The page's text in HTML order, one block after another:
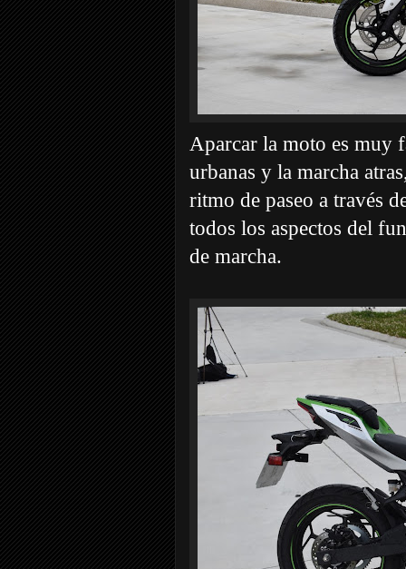
Aparcar la moto es muy
urbanas y la marcha
ritmo de paseo a través
todos los aspectos del
de marcha.